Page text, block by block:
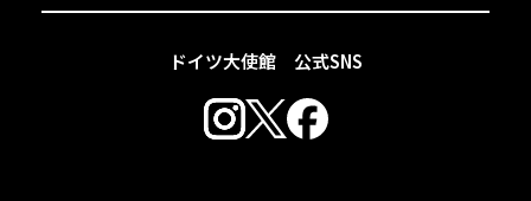
ドイツ大使館 公式SNS